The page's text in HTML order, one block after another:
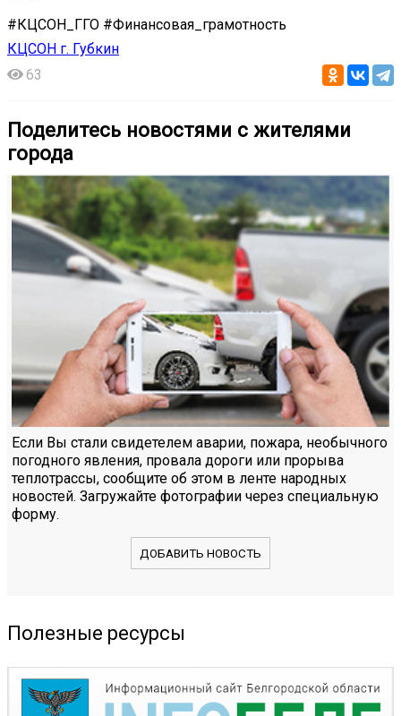
#КЦСОН_ГГО #Финансовая_грамотность
КЦСОН г. Губкин
63
Поделитесь новостями с жителями
города
Если Вы стали свидетелем аварии, пожара, необычного
погодного явления, провала дороги или прорыва
теплотрассы, сообщите об этом в ленте народных
новостей. Загружайте фотографии через специальную
форму.
ДОБАВИТЬ НОВОСТЬ
Полезные ресурсы